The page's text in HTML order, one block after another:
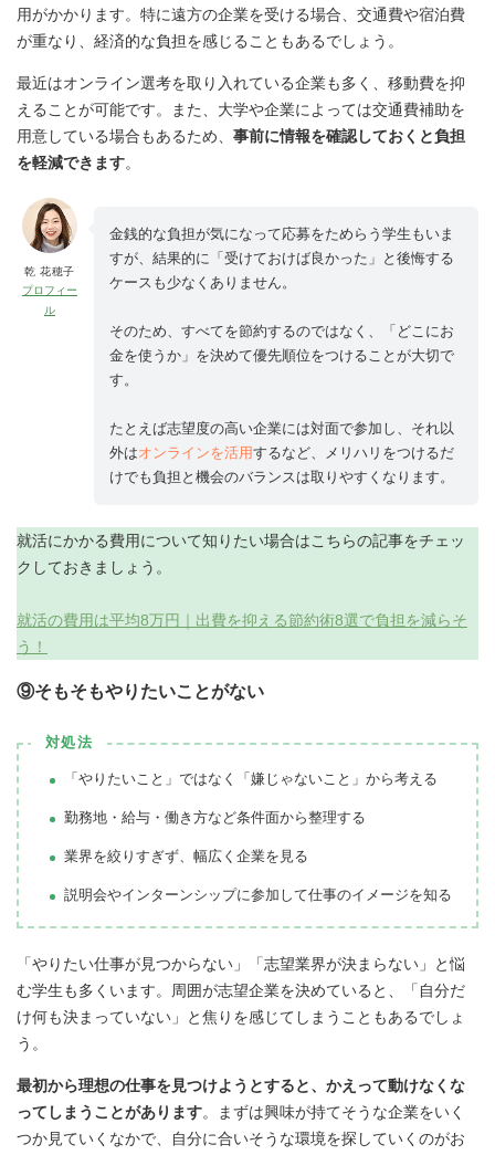
用がかかります。特に遠方の企業を受ける場合、交通費や宿泊費
が重なり、経済的な負担を感じることもあるでしょう。
最近はオンライン選考を取り入れている企業も多く、移動費を抑
えることが可能です。また、大学や企業によっては交通費補助を
用意している場合もあるため、 事前に情報を確認しておくと負担
を軽減できます。
乾 花穂子
プロフィー
ル
金銭的な負担が気になって応募をためらう学生もいま
すが、結果的に「受けておけば良かった」と後悔する
ケースも少なくありません。
そのため、すべてを節約するのではなく、「どこにお
金を使うか」を決めて優先順位をつけることが大切で
す。
たとえば志望度の高い企業には対面で参加し、それ以
外はオンラインを活用するなど、メリハリをつけるだ
けでも負担と機会のバランスは取りやすくなります。
就活にかかる費用について知りたい場合はこちらの記事をチェッ
クしておきましょう。
就活の費用は平均8万円｜出費を抑える節約術8選で負担を減らそ
う！
⑨そもそもやりたいことがない
対処法
「やりたいこと」ではなく「嫌じゃないこと」から考える
勤務地・給与・働き方など条件面から整理する
業界を絞りすぎず、幅広く企業を見る
説明会やインターンシップに参加して仕事のイメージを知る
「やりたい仕事が見つからない」「志望業界が決まらない」と悩
む学生も多くいます。周囲が志望企業を決めていると、「自分だ
け何も決まっていない」と焦りを感じてしまうこともあるでしょ
う。
最初から理想の仕事を見つけようとすると、かえって動けなくな
ってしまうことがあります。まずは興味が持てそうな企業をいく
つか見ていくなかで、自分に合いそうな環境を探していくのがお